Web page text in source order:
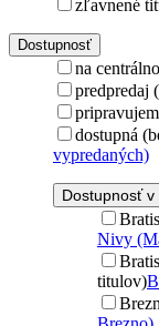
zľavnené
Dostupnosť
na
predpredaj
dostupná
vypredaných)
Dostupnosť
Nivy
titulov)